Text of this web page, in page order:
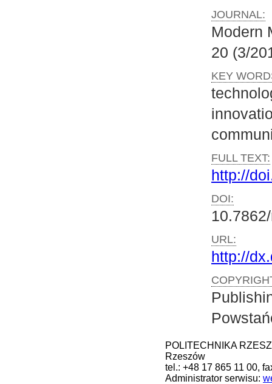
JOURNAL:
Modern
20 (3/
KEY
FULL TEXT:
http://
DOI:
URL:
http://
POLITECHNIKA
Rzeszów
tel.: +48 17 865 11 00,
Administrator serwisu: